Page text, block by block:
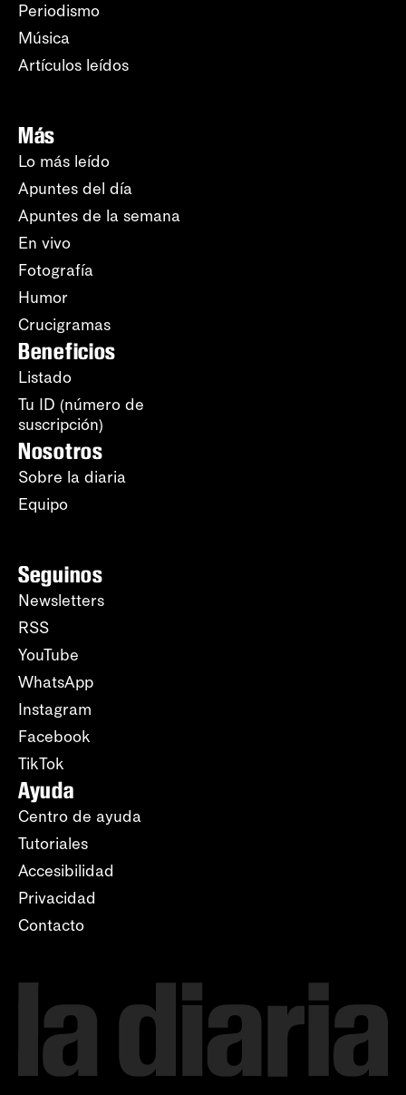
Periodismo
Música
Artículos leídos
Más
Lo más leído
Apuntes del día
Apuntes de la semana
En vivo
Fotografía
Humor
Crucigramas
Beneficios
Listado
Tu ID (número de
suscripción)
Nosotros
Sobre la diaria
Equipo
Seguinos
Newsletters
RSS
YouTube
WhatsApp
Instagram
Facebook
TikTok
Ayuda
Centro de ayuda
Tutoriales
Accesibilidad
Privacidad
Contacto